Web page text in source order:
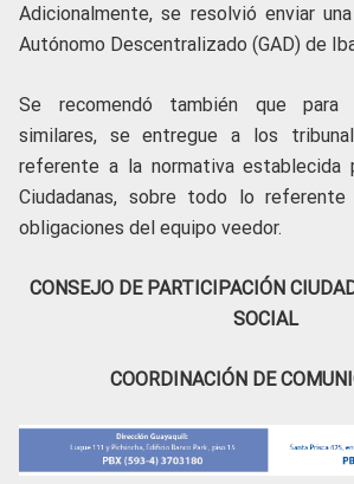
Adicionalmente, se resolvió enviar
Autónomo Descentralizado (GAD) de
Se recomendó también que para
similares, se entregue a los
referente a la normativa establecida
Ciudadanas, sobre todo lo
obligaciones del equipo veedor.
CONSEJO DE PARTICIPACIÓN
SOCIAL
COORDINACIÓN DE